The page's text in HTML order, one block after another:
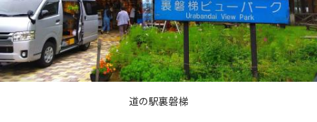
マイページ
会員優待のご利用方法
道の駅裏磐梯